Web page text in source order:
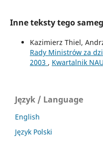
Inne teksty tego
Kazimierz Thiel,
Rady Ministrów za
2003 , Kwartalnik
Język / Language
English
Język Polski